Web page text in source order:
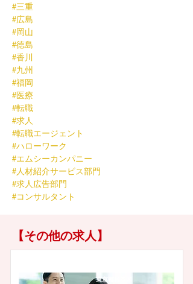
#三重
#広島
#岡山
#徳島
#香川
#九州
#福岡
#医療
#転職
#求人
#転職エージェント
#ハローワーク
#エムシーカンパニー
#人材紹介サービス部門
#求人広告部門
#コンサルタント
【その他の求人】
東京都杉並区